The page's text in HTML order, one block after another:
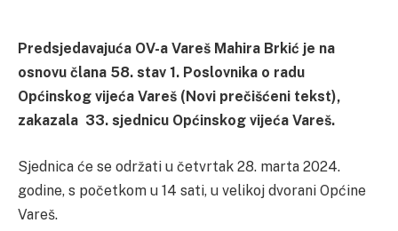
Predsjedavajuća OV-a Vareš Mahira Brkić je na
osnovu člana 58. stav 1. Poslovnika o radu
Općinskog vijeća Vareš (Novi prečišćeni tekst),
zakazala 33. sjednicu Općinskog vijeća Vareš.
Sjednica će se održati u četvrtak 28. marta 2024.
godine, s početkom u 14 sati, u velikoj dvorani Općine
Vareš.